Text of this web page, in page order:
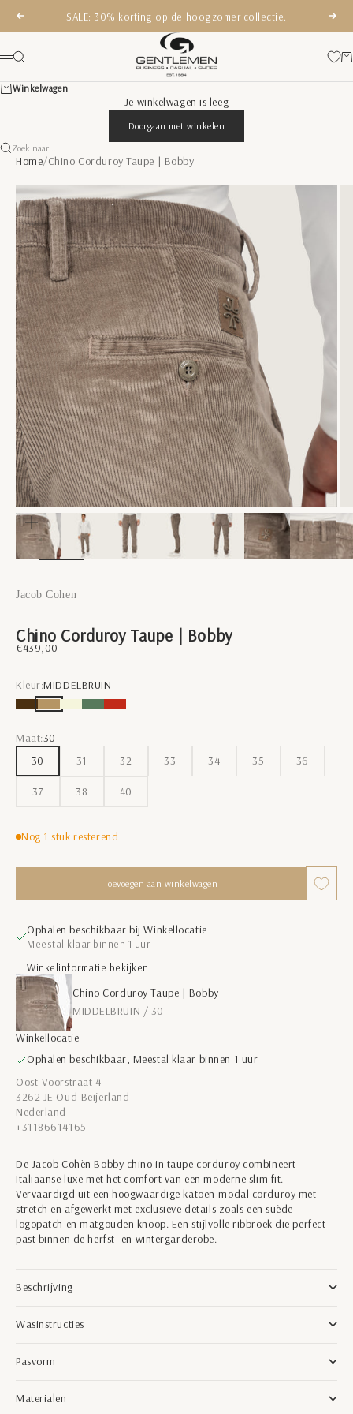
Vorige
SALE: 30% korting op de hoogzomer collectie.
Gentlemen Mode
Menu
Zoeken
Winkelwagen
Je winkelwagen is leeg
Doorgaan met winkelen
Zoek naar...
Home/Chino Corduroy Taupe | Bobby
In-/uitzoomen
Jacob Cohen
Chino Corduroy Taupe | Bobby
Aanbiedingsprijs
€439,00
Kleur:MIDDELBRUIN
DONKER BRUIN
MIDDELBRUIN
BEIGEGROENROOD
Maat:30
30
31 32 33 34 35 36
37 38 40
Nog 1 stuk resterend
Toevoegen aan winkelwagen
Ophalen beschikbaar bij Winkellocatie
Meestal klaar binnen 1 uur
Winkelinformatie bekijken
Chino Corduroy Taupe | Bobby
MIDDELBRUIN / 30
Winkellocatie
Ophalen beschikbaar, Meestal klaar binnen 1 uur
Oost-Voorstraat 4
3262 JE Oud-Beijerland
Nederland
+31186614165
De Jacob Cohën Bobby chino in taupe corduroy combineert
Italiaanse luxe met het comfort van een moderne slim fit.
Vervaardigd uit een hoogwaardige katoen-modal corduroy met
stretch en afgewerkt met exclusieve details zoals een suède
logopatch en matgouden knoop. Een stijlvolle ribbroek die perfect
past binnen de herfst- en wintergarderobe.
Beschrijving
Wasinstructies
Pasvorm
Materialen